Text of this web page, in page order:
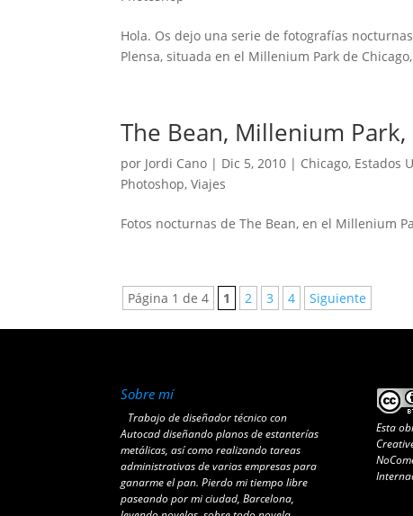
Hola. Os dejo una serie de fotografías
Plensa, situada en el Millenium Park de
The Bean, Millenium Park,
por Jordi Cano | Dic 5, 2010 | Chicago, Estados
Photoshop,Viajes
Fotos nocturnas de The Bean, en el Millenium
Página 1 de 4 1 2 3 4 Siguiente
Sobre mí
Trabajo de diseñador técnico con
Autocad diseñando planos de estanterías
metálicas, así como realizando tareas
administrativas de varias empresas para
ganarme el pan. Pierdo mi tiempo libre
paseando por mi ciudad, Barcelona,
Esta